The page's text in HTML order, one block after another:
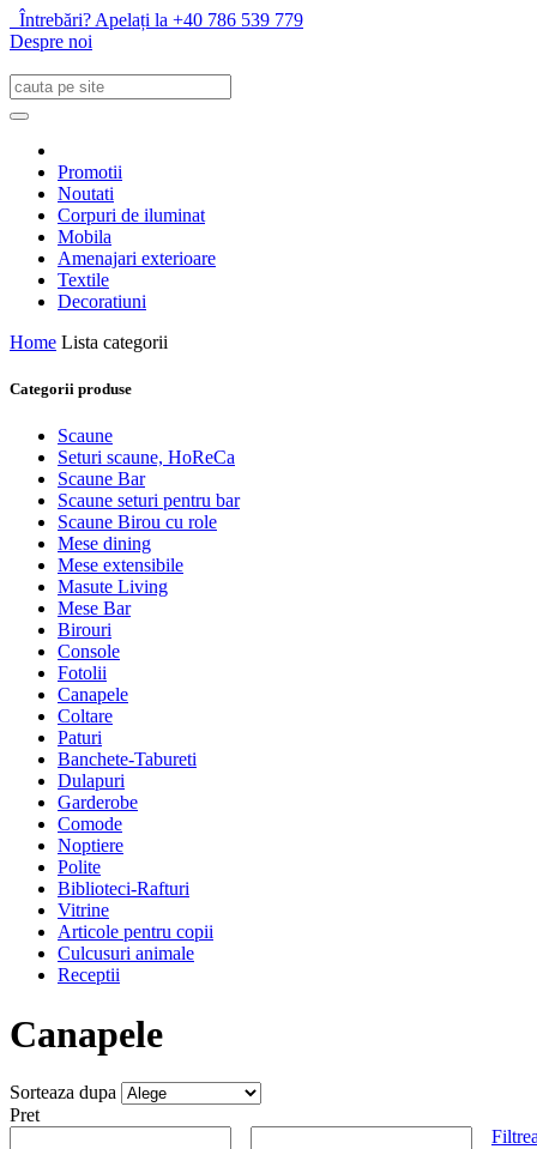
Întrebări? Apelați la +40 786 539 779
Despre noi
Promotii
Noutati
Corpuri de iluminat
Mobila
Amenajari exterioare
Textile
Decoratiuni
Home Lista categorii
Categorii produse
Scaune
Seturi scaune, HoReCa
Scaune Bar
Scaune seturi pentru bar
Scaune Birou cu role
Mese dining
Mese extensibile
Masute Living
Mese Bar
Birouri
Console
Fotolii
Canapele
Coltare
Paturi
Banchete-Tabureti
Dulapuri
Garderobe
Comode
Noptiere
Polite
Biblioteci-Rafturi
Vitrine
Articole pentru copii
Culcusuri animale
Receptii
Canapele
Sorteaza dupa
Pret